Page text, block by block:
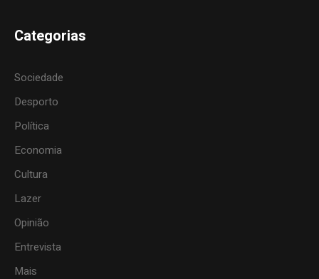
Categorias
Sociedade
Desporto
Política
Economia
Cultura
Lazer
Opinião
Entrevista
Mais